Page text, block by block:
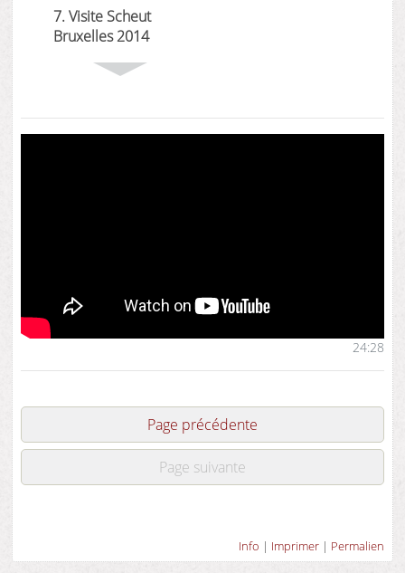
7. Visite Scheut
Bruxelles 2014
24:28
Page précédente
Page suivante
Info | Imprimer | Permalien